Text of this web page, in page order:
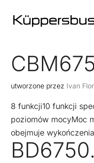
utworzone przez Ivan
8 funkcji10 funkcji
poziomów mocyMoc
obejmuje